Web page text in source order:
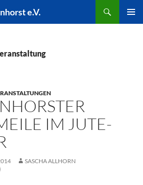
e.V.
IM JUTE-
SASCHA ALLHORN